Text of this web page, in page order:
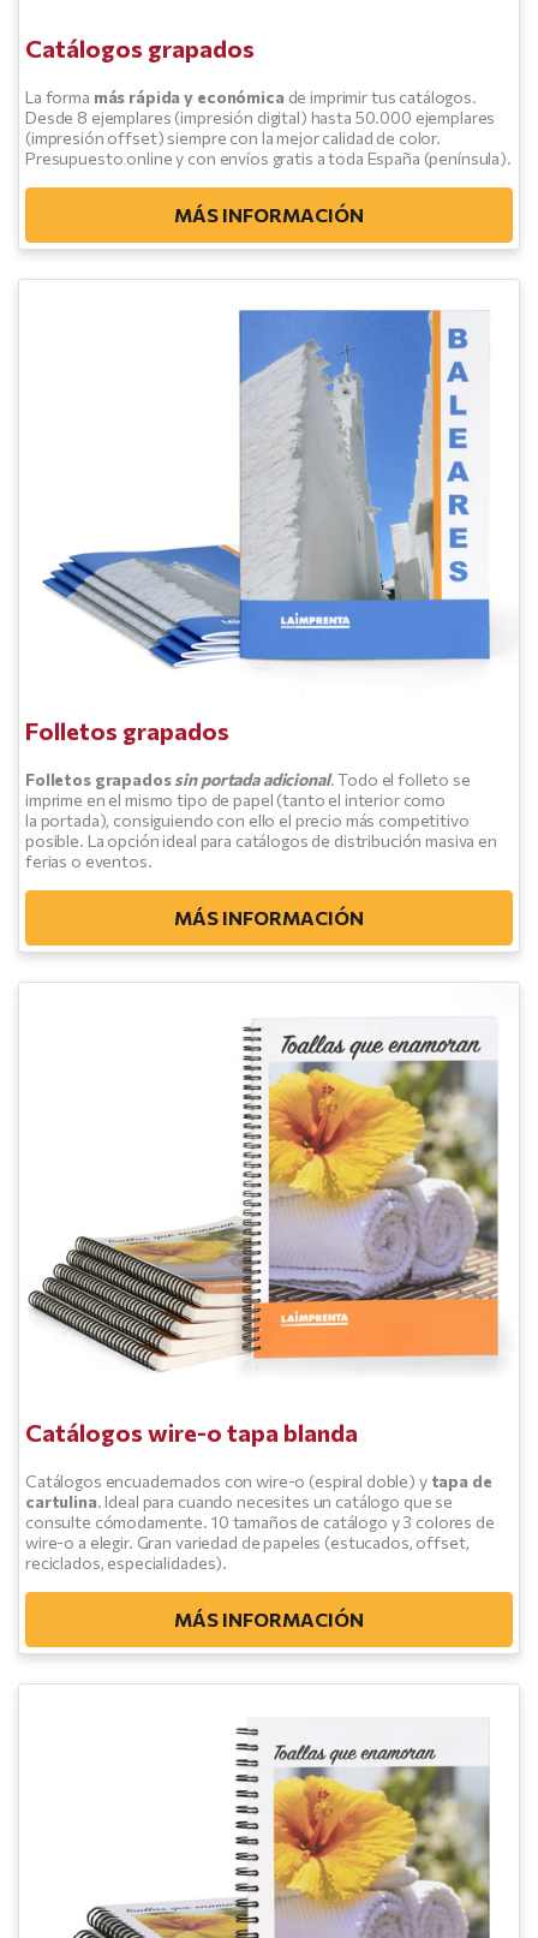
Catálogos grapados
La forma más rápida y económica de imprimir tus catálogos.
Desde 8 ejemplares (impresión digital) hasta 50.000 ejemplares
(impresión offset) siempre con la mejor calidad de color.
Presupuesto online y con envíos gratis a toda España (península).
MÁS INFORMACIÓN
Folletos grapados
Folletos grapadossin portada adicional. Todo el folleto se
imprime en el mismo tipo de papel (tanto el interior como
la portada), consiguiendo con ello el precio más competitivo
posible. La opción ideal para catálogos de distribución masiva en
ferias o eventos.
MÁS INFORMACIÓN
Catálogos wire-o tapa blanda
Catálogos encuadernados con wire-o (espiral doble) y tapa de
cartulina. Ideal para cuando necesites un catálogo que se
consulte cómodamente. 10 tamaños de catálogo y 3 colores de
wire-o a elegir. Gran variedad de papeles (estucados, offset,
reciclados, especialidades).
MÁS INFORMACIÓN